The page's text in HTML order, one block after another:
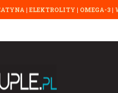
| ELEKTROLITY | OMEGA-3|